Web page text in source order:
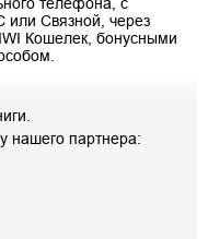
телефона, с
или Связной, через
Кошелек, бонусными
нашего партнера: